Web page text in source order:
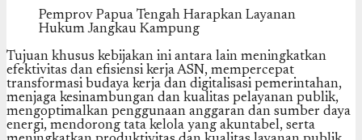
Pemprov Papua Tengah Harapkan Layanan
Hukum Jangkau Kampung
Tujuan khusus kebijakan ini antara lain meningkatkan
efektivitas dan efisiensi kerja ASN, mempercepat
transformasi budaya kerja dan digitalisasi pemerintahan,
menjaga kesinambungan dan kualitas pelayanan publik,
mengoptimalkan penggunaan anggaran dan sumber daya
energi, mendorong tata kelola yang akuntabel, serta